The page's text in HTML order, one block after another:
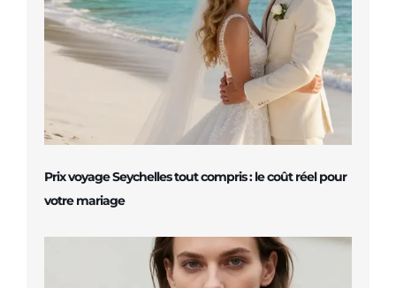
Prix voyage Seychelles tout compris : le coût réel pour
votre mariage